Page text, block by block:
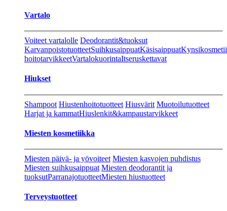
Vartalo
Voiteet vartalolle Deodorantit&tuoksut
KarvanpoistotuotteetSuihkusaippuatKäsisaippuat
hoitotarvikkeetVartalokuorintaItseruskettavat
Hiukset
Shampoot Hiustenhoitotuotteet Hiusvärit Muotoilutuotteet
Harjat ja kammatHiuslenkit&kampaustarvikkeet
Miesten kosmetiikka
Miesten päivä- ja yövoiteet Miesten kasvojen puhdistus
Miesten suihkusaippuat Miesten deodorantit ja
tuoksutParranajotuotteetMiesten hiustuotteet
Terveystuotteet